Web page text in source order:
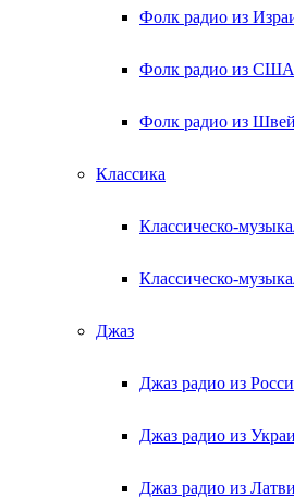
Фолк радио из
Фолк радио из США
Фолк радио из
Классика
Классическо-
Классическо-
Джаз
Джаз радио из
Джаз радио из
Джаз радио из